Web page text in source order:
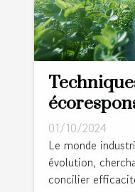
nettoyage
01/10/2024
Le monde
évolution,
concilier